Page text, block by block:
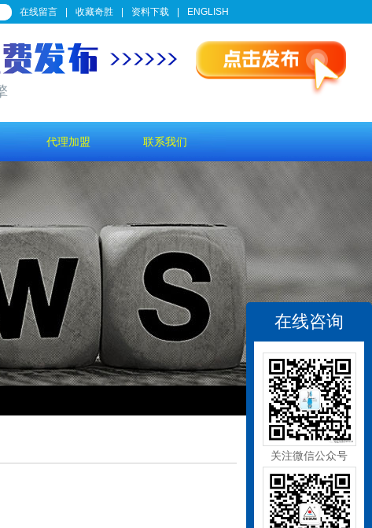
在线留言 收藏奇胜 资料下载 ENGLISH
代理加盟 联系我们
在线咨询
关注微信公众号